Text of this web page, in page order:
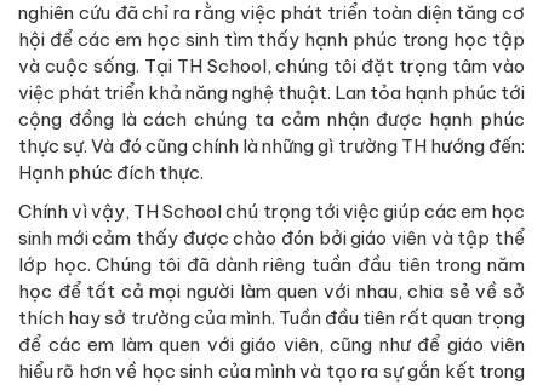
nghiên cứu đã chỉ ra rằng việc phát triển toàn diện tăng cơ
hội để các em học sinh tìm thấy hạnh phúc trong học tập
và cuộc sống. Tại TH School, chúng tôi đặt trọng tâm vào
việc phát triển khả năng nghệ thuật. Lan tỏa hạnh phúc tới
cộng đồng là cách chúng ta cảm nhận được hạnh phúc
thực sự. Và đó cũng chính là những gì trường TH hướng đến:
Hạnh phúc đích thực.
Chính vì vậy, TH School chú trọng tới việc giúp các em học
sinh mới cảm thấy được chào đón bởi giáo viên và tập thể
lớp học. Chúng tôi đã dành riêng tuần đầu tiên trong năm
học để tất cả mọi người làm quen với nhau, chia sẻ về sở
thích hay sở trường của mình. Tuần đầu tiên rất quan trọng
để các em làm quen với giáo viên, cũng như để giáo viên
hiểu rõ hơn về học sinh của mình và tạo ra sự gắn kết trong